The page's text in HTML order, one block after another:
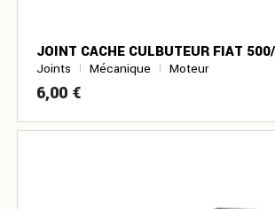
JOINT CACHE CULBUTEUR FIAT
Joints Mécanique Moteur
6,00 €